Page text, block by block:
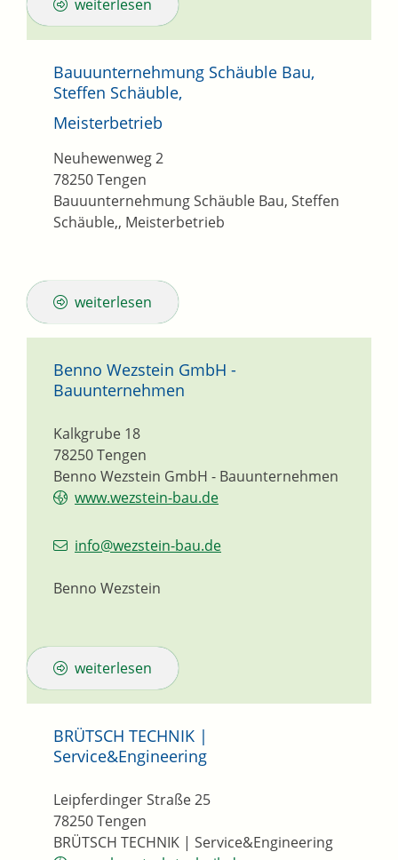
weiterlesen
Bauuunternehmung Schäuble Bau,
Steffen Schäuble,
Meisterbetrieb
Bauuunternehmung Schäuble Bau, Steffen
Schäuble,, Meisterbetrieb
Neuhewenweg 2
78250Tengen
weiterlesen
Benno Wezstein GmbH -
Bauunternehmen
Benno Wezstein GmbH - Bauunternehmen
Kalkgrube 18
78250Tengen
www.wezstein-bau.de
info@wezstein-bau.de
Benno Wezstein
weiterlesen
BRÜTSCH TECHNIK |
Service&Engineering
BRÜTSCH TECHNIK | Service&Engineering
Leipferdinger Straße 25
78250Tengen